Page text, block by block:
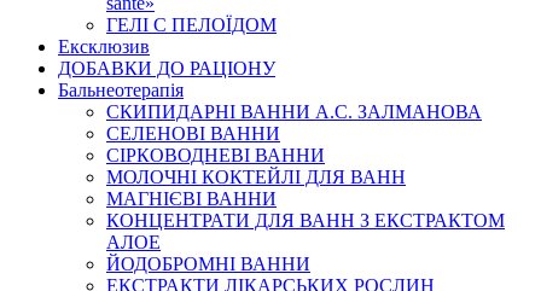
ГЕЛІ С ПЕЛОЇДОМ
Ексклюзив
ДОБАВКИ ДО РАЦІОНУ
Бальнеотерапія
СКИПИДАРНІ ВАННИ А.С. ЗАЛМАНОВА
СЕЛЕНОВІ ВАННИ
СІРКОВОДНЕВІ ВАННИ
МОЛОЧНІ КОКТЕЙЛІ ДЛЯ ВАНН
МАГНІЄВІ ВАННИ
КОНЦЕНТРАТИ ДЛЯ ВАНН З ЕКСТРАКТОМ
АЛОЕ
ЙОДОБРОМНІ ВАННИ
ЕКСТРАКТИ ЛІКАРСЬКИХ РОСЛИН